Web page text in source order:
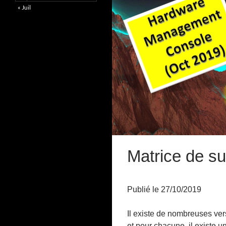
Matrice de
Publié le 27/10/2019
Il existe de nombreuses
« Juil